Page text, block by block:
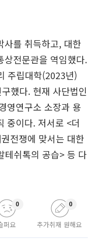
사를 취득하고, 대한
상전문관을 역임했다.
주립대학(2023년)
했다. 현재 사단법인
영연구소 소장과 용
중이다. 저서로 <더
전쟁에 맞서는 대한
테쉬톡의 공습> 등 다
퍼요
0
추가취재 원해요
0